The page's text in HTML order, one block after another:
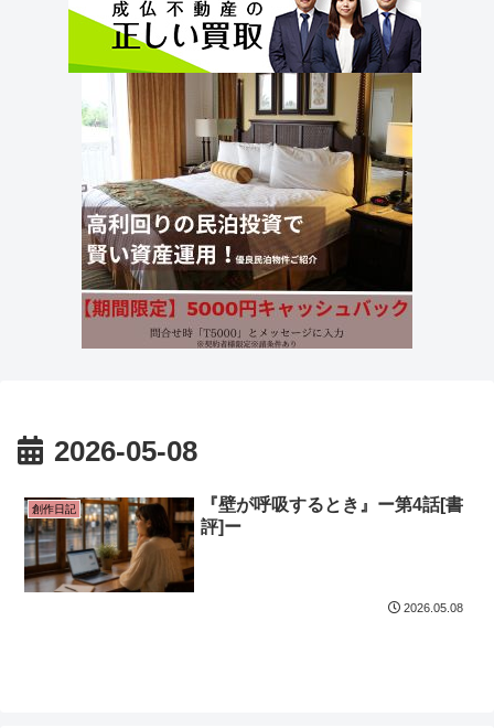
2026-05-08
創作日記
『壁が呼吸するとき』ー第4話[書
評]ー
2026.05.08